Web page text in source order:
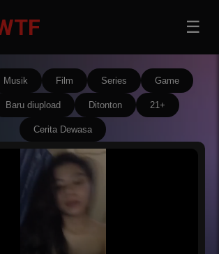
☰
Musik Film Series Game
Baru diupload Ditonton 21+
Cerita Dewasa